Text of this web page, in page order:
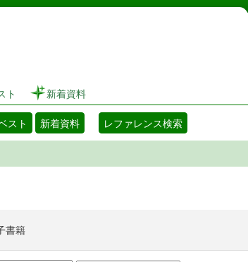
図書館 蔵書検索・予約システム
ト 新着資料
スト 新着資料 レファレンス検索
書籍